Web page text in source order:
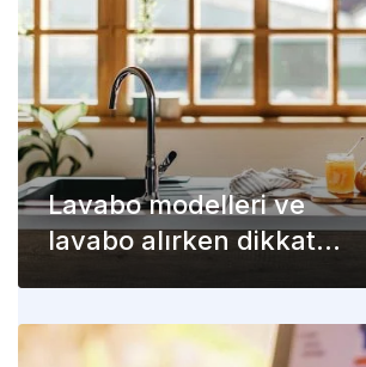
Lavabo modelleri ve
lavabo alırken dikkat